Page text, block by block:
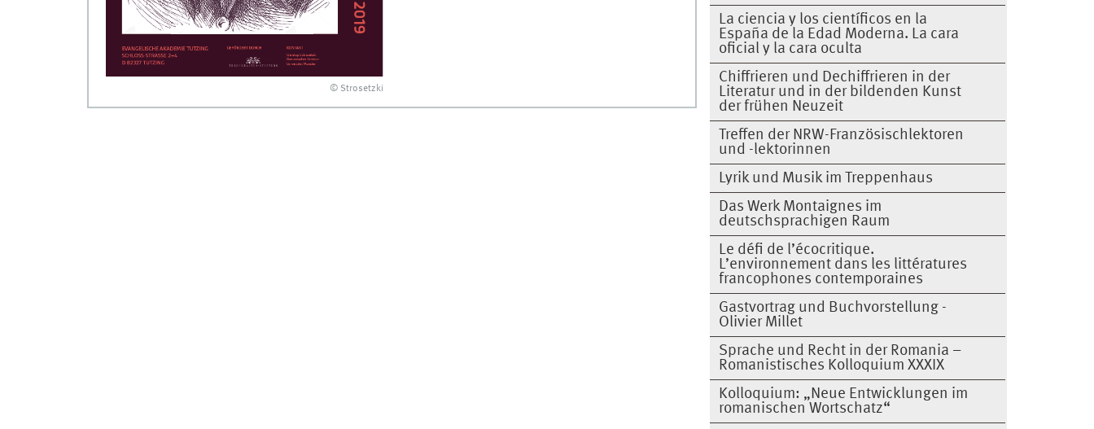
La ciencia y los científicos en la
España de la Edad Moderna. La cara
oficial y la cara oculta
Chiffrieren und Dechiffrieren in der
Literatur und in der bildenden Kunst
der frühen Neuzeit
Treffen der NRW-Französischlektoren
und -lektorinnen
Lyrik und Musik im Treppenhaus
Das Werk Montaignes im
deutschsprachigen Raum
Le défi de l’écocritique.
L’environnement dans les littératures
francophones contemporaines
Gastvortrag und Buchvorstellung -
Olivier Millet
Sprache und Recht in der Romania –
Romanistisches Kolloquium XXXIX
Kolloquium: „Neue Entwicklungen im
romanischen Wortschatz“
© Strosetzki